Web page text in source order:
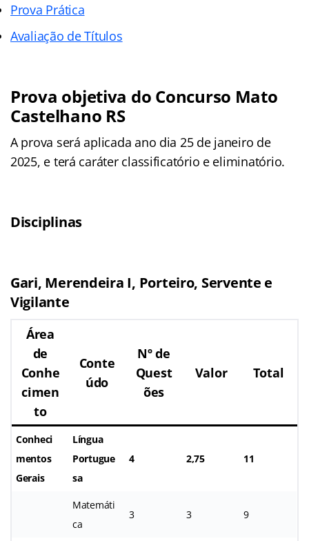
Prova Prática
Avaliação de Títulos
Prova objetiva do Concurso Mato
Castelhano RS
A prova será aplicada ano dia 25 de janeiro de
2025, e terá caráter classificatório e eliminatório.
Disciplinas
Gari, Merendeira I, Porteiro, Servente e
Vigilante
Área
de
Conhe
cimen
to
Conte
údo
Nº de
Quest
ões
Valor Total
Conheci
mentos
Gerais
Língua
Portugue
sa
4 2,75 11
Matemáti
ca
3 3 9